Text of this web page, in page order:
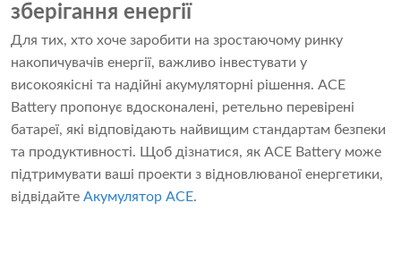
зберігання енергії
Для тих, хто хоче заробити на зростаючому ринку
накопичувачів енергії, важливо інвестувати у
високоякісні та надійні акумуляторні рішення. ACE
Battery пропонує вдосконалені, ретельно перевірені
батареї, які відповідають найвищим стандартам безпеки
та продуктивності. Щоб дізнатися, як ACE Battery може
підтримувати ваші проекти з відновлюваної енергетики,
відвідайте Акумулятор ACE.